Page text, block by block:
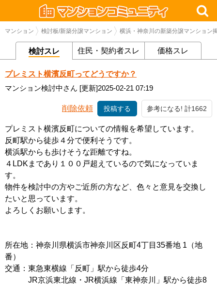
マンション 検討板/新築分譲マンション 横浜・神奈川の新築分譲マンション
検討スレ 住民・契約者スレ 価格スレ
プレミスト横濱反町ってどうですか？
マンション検討中さん [更新]2025-02-21 07:19
削除依頼 投稿する 参考になる! 計1662
プレミスト横濱反町についての情報を希望しています。
反町駅から徒歩４分で便利そうです。
横浜駅からも歩けそうな距離ですね。
４LDKまであり１００戸超えているので気になっていま
す。
物件を検討中の方やご近所の方など、色々と意見を交換し
たいと思っています。
よろしくお願いします。
所在地：神奈川県横浜市神奈川区反町4丁目35番地 1（地
番）
交通：東急東横線「反町」駅から徒歩4分
JR京浜東北線・JR横浜線「東神奈川」駅から徒歩8